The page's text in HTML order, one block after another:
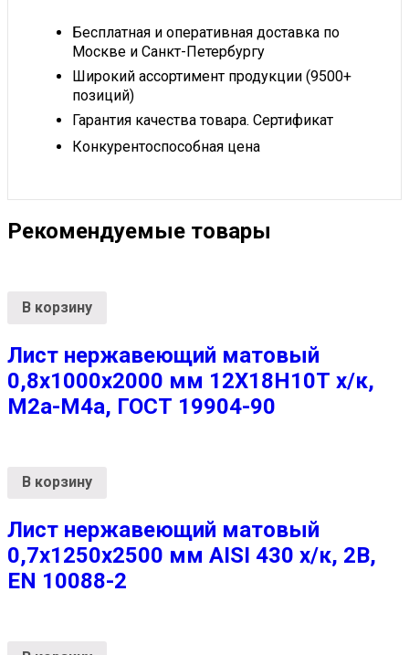
Бесплатная и оперативная доставка по
Москве и Санкт-Петербургу
Широкий ассортимент продукции (9500+
позиций)
Гарантия качества товара. Сертификат
Конкурентоспособная цена
Рекомендуемые товары
В корзину
Лист нержавеющий матовый
0,8х1000х2000 мм 12Х18Н10Т х/к,
М2а-М4а, ГОСТ 19904-90
В корзину
Лист нержавеющий матовый
0,7х1250х2500 мм AISI 430 х/к, 2B,
EN 10088-2